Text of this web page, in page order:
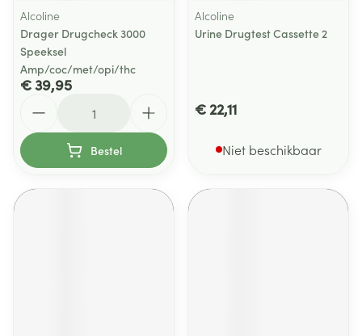
Alcoline
Drager Drugcheck 3000
Speeksel
Amp/coc/met/opi/thc
€ 39,95
Bestel
Alcoline
Urine Drugtest Cassette 2
€ 22,11
Niet beschikbaar